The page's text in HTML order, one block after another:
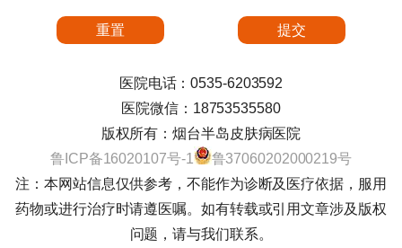
医院电话：0535-6203592
医院微信：18753535580
版权所有：烟台半岛皮肤病医院
鲁ICP备16020107号-1
鲁37060202000219号
注：本网站信息仅供参考，不能作为诊断及医疗依据，服用
药物或进行治疗时请遵医嘱。如有转载或引用文章涉及版权
问题，请与我们联系。